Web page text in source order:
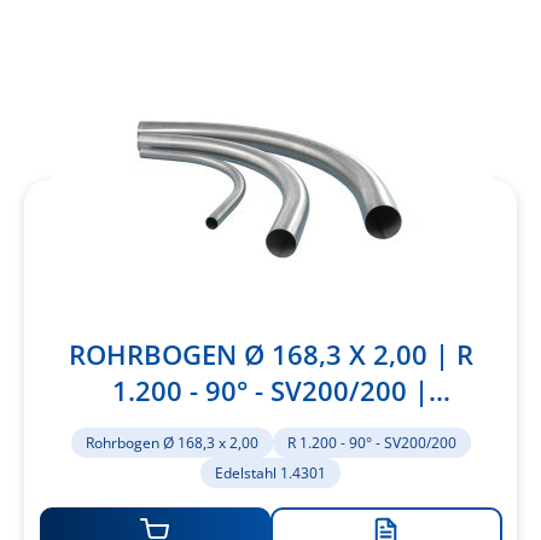
ROHRBOGEN Ø 168,3 X 2,00 | R
1.200 - 90° - SV200/200 |
EDELSTAHL 1.4301
Rohrbogen Ø 168,3 x 2,00
R 1.200 - 90° - SV200/200
Edelstahl 1.4301